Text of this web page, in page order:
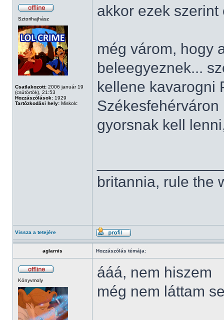
Sztorihajhász
Csatlakozott: 2006 január 19
(csütörtök), 21:53
Hozzászólások: 1929
Tartózkodási hely: Miskolc
akkor ezek
még várom, hogy
beleegyeznek...
kellene kavarogni
gyorsnak kell
britannia, rule the
Vissza a tetejére
aglarnis Hozzászólás témája:
Könyvmoly
ááá, nem hiszem
még nem láttam